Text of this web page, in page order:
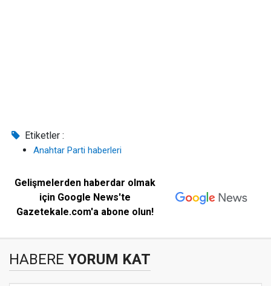
Etiketler :
Anahtar Parti haberleri
Gelişmelerden haberdar olmak
için Google News'te
Gazetekale.com'a abone olun!
HABERE YORUM KAT